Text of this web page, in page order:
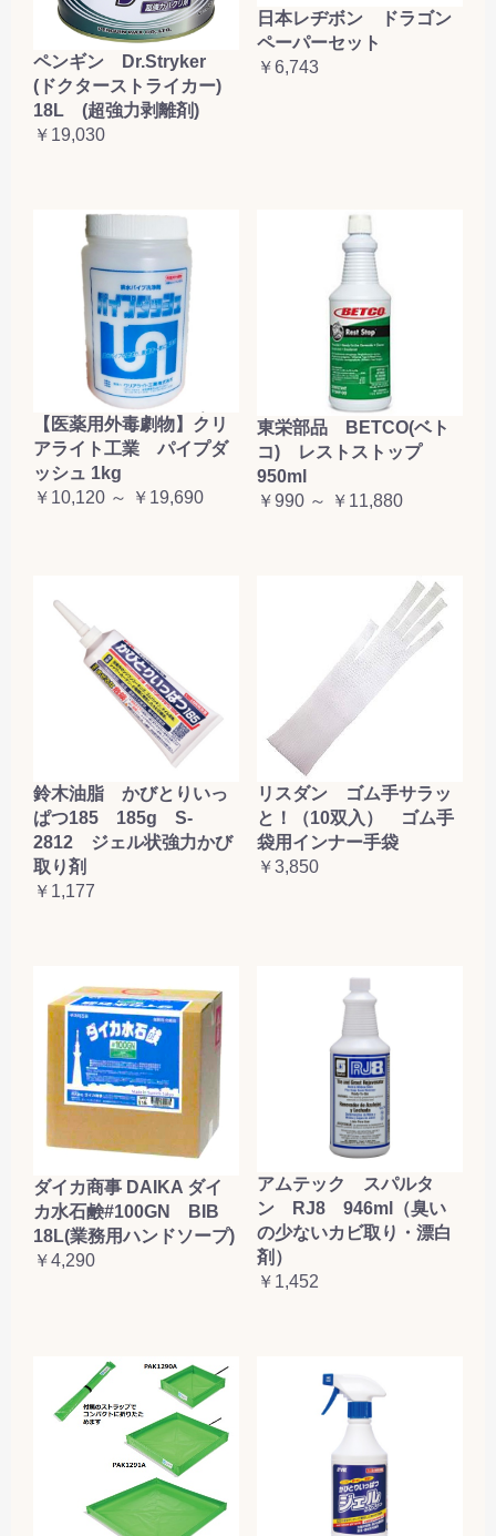
ペンギン Dr.Stryker
(ドクターストライカー)
18L (超強力剥離剤)
￥19,030
日本レヂボン ドラゴン
ペーパーセット
￥6,743
【医薬用外毒劇物】クリ
アライト工業 パイプダ
ッシュ 1kg
￥10,120 ～ ￥19,690
東栄部品 BETCO(ベト
コ) レストストップ
950ml
￥990 ～ ￥11,880
鈴木油脂 かびとりいっ
ぱつ185 185g S-
2812 ジェル状強力かび
取り剤
￥1,177
リスダン ゴム手サラッ
と！（10双入） ゴム手
袋用インナー手袋
￥3,850
ダイカ商事 DAIKA ダイ
カ水石鹸#100GN BIB
18L(業務用ハンドソープ)
￥4,290
アムテック スパルタ
ン RJ8 946ml（臭い
の少ないカビ取り・漂白
剤）
￥1,452